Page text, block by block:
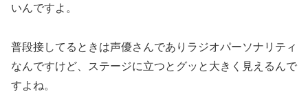
いんですよ。
普段接してるときは声優さんでありラジオパーソナリティ
なんですけど、ステージに立つとグッと大きく見えるんで
すよね。